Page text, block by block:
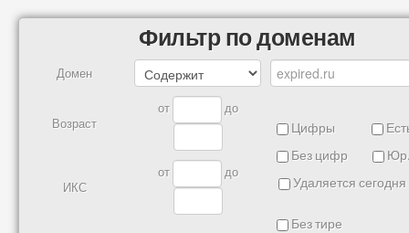
Фильтр по доменам
Домен
Возраст
от до
Цифры
Без цифр
Удаляется сегодня
ИКС
от до
Без тире